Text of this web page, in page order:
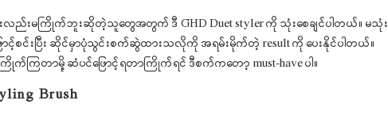
းလည်းမကြိုက်ဘူးဆိုတဲ့သူတွေအတွက် ဒီ GHD Duet styler ကို သုံးစေချင်ပါတယ်။ မသုံး
င့်စင်းပြီး ဆိုင်မှာပုံသွင်းစက်ဆွဲထားသလိုကို အရမ်းမိုက်တဲ့ result ကို ပေးနိုင်ပါတယ်။
က်ကြတာမို့ ဆံပင်ဖြောင့်ရတာကြိုက်ရင် ဒီစက်ကတော့ must-have ပါ။
Brush